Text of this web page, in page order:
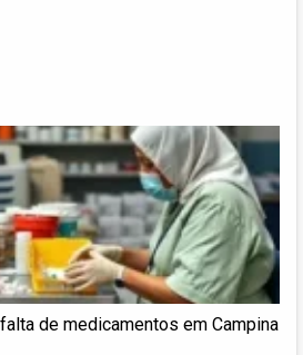
de medicamentos em Campina